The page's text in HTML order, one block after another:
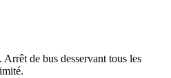
de bus desservant tous les